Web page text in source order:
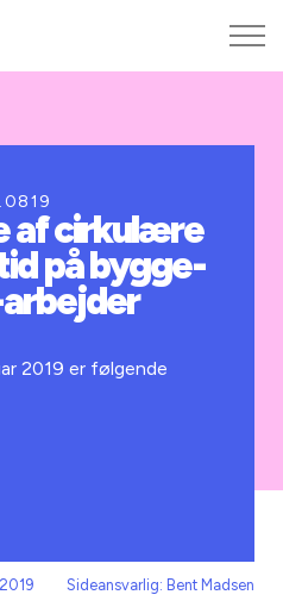
af cirkulære
på bygge-
2019 er følgende
Sideansvarlig: Bent Madsen